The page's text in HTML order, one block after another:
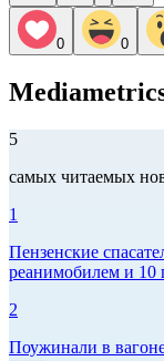
0 0
5
самых читаемых
1
Пензенские
реанимобилем и 10
2
Поужинали в